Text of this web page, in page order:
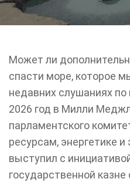
Может ли
спасти море, которое
недавних слушаниях
2026 год в Милли
парламентского
ресурсам, энергетике и
выступил с
государственной